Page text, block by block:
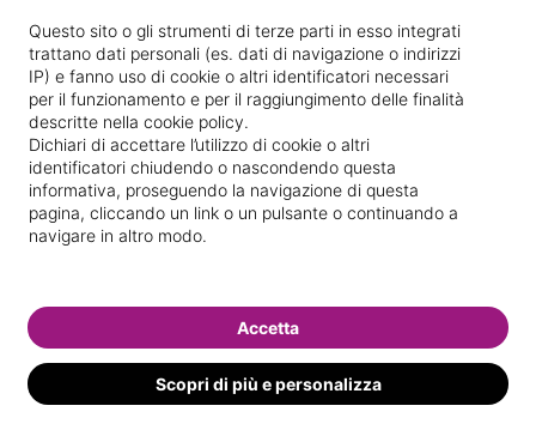
Vive aFerentino
Vedi le informazioni di ANTONIO
Questo sito o gli strumenti di terze parti in esso integrati
trattano dati personali (es. dati di navigazione o indirizzi
IP) e fanno uso di cookie o altri identificatori necessari
per il funzionamento e per il raggiungimento delle finalità
descritte nella cookie policy.
Dichiari di accettare l’utilizzo di cookie o altri
identificatori chiudendo o nascondendo questa
informativa, proseguendo la navigazione di questa
pagina, cliccando un link o un pulsante o continuando a
navigare in altro modo.
Scopri di più e personalizza
Accetta